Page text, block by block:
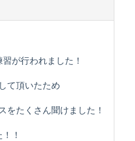
が行われました！
て頂いたため
をたくさん聞けました！
！